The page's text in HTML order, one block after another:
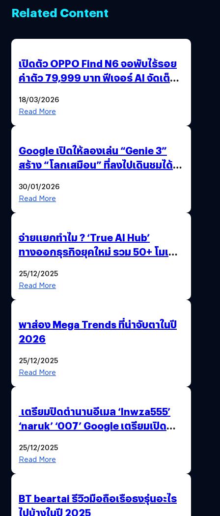
Related Content
เปิดตัว OPPO Find N6 จอพับไร้รอย
ค่าตัว 79,999 บาท ฟีเจอร์ AI จัดเต็ม
18/03/2026
Read More
Google เปิดให้ลองเล่น “Genie 3”
สร้าง “โลกเสมือน” ที่ลงไปเดินชมได้
30/01/2026
Read More
จ่ายแยกทำไม ? ‘True AI Hub’
ทางออกธุรกิจยุคใหม่ รวม 50+ โมเดล
25/12/2025
Read More
พาส่อง Mega Trends ที่น่าจับตาในปี
2026
25/12/2025
Read More
เตรียมปิดตำนานอีเมล ‘lnwza555’
‘naruk’ ‘007’ Google เตรียมเปิด
25/12/2025
Read More
BT beartai รีวิวมือถือเรือธงรุ่นอะไร
ไปบ้างในปี 2025